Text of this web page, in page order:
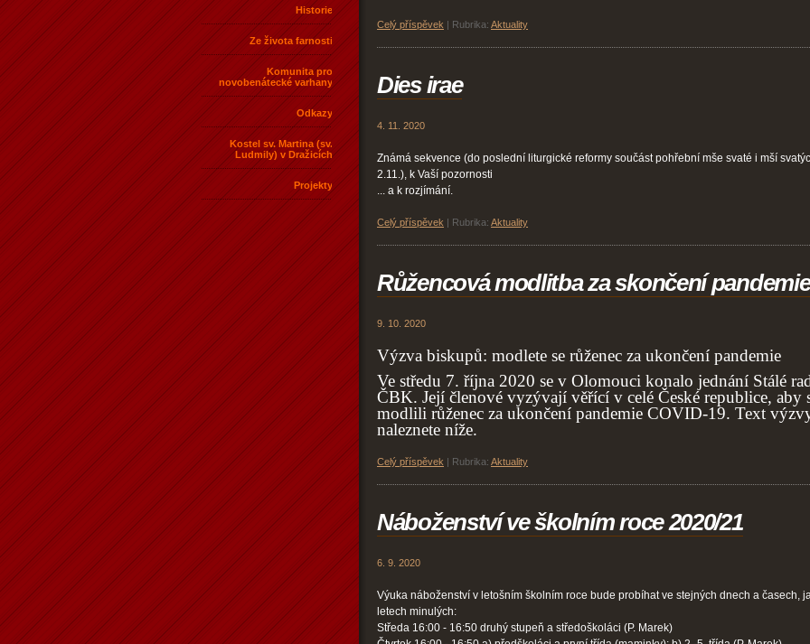
Historie
Ze života farnosti
Komunita pro
novobenátecké varhany
Odkazy
Kostel sv. Martina (sv.
Ludmily) v Dražicích
Projekty
Celý příspěvek | Rubrika: Aktuality
Dies irae
4. 11. 2020
Známá sekvence (do poslední liturgické reformy součást pohřební mše svaté i mší
2.11.), k Vaší pozornosti
... a k rozjímání.
Celý příspěvek | Rubrika: Aktuality
Růžencová modlitba za skončení pandemie
9. 10. 2020
Výzva biskupů: modlete se růženec za ukončení pandemie
Ve středu 7. října 2020 se v Olomouci konalo jednání Stálé
ČBK. Její členové vyzývají věřící v celé České republice, aby
modlili růženec za ukončení pandemie COVID-19. Text
naleznete níže.
Celý příspěvek | Rubrika: Aktuality
Náboženství ve školním roce 2020/21
6. 9. 2020
Výuka náboženství v letošním školním roce bude probíhat ve stejných dnech a časech,
letech minulých:
Středa 16:00 - 16:50 druhý stupeň a středoškoláci (P. Marek)